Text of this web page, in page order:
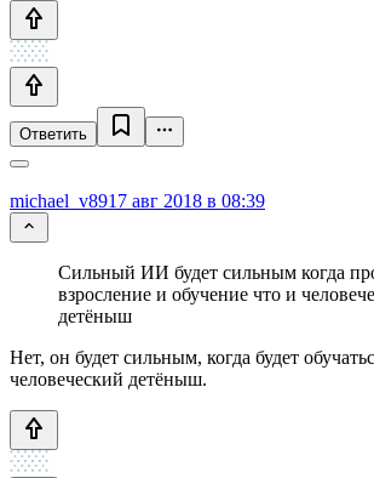
Ответить
michael_v8917 авг 2018 в 08:39
Сильный ИИ будет сильным когда
взросление и обучение что и
детёныш
Нет, он будет сильным, когда будет
человеческий детёныш.